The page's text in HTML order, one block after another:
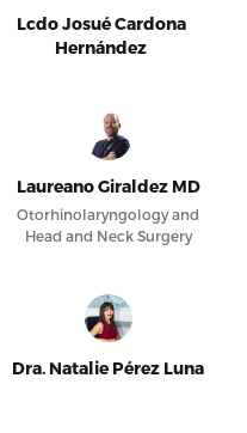
Lcdo Josué Cardona
Hernández
Laureano Giraldez MD
Otorhinolaryngology and
Head and Neck Surgery
Dra. Natalie Pérez Luna